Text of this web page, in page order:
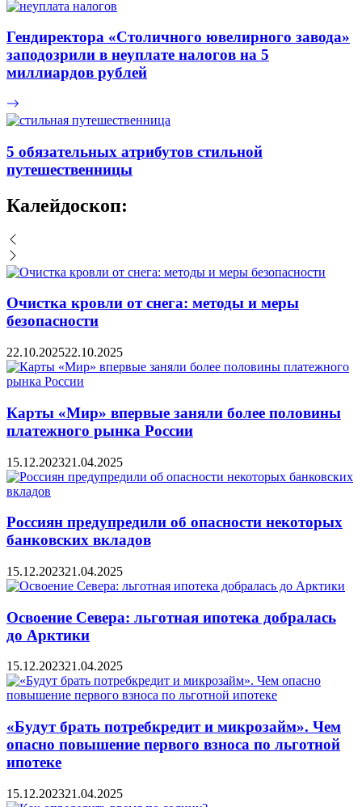
Гендиректора «Столичного ювелирного завода»
заподозрили в неуплате налогов на 5
миллиардов рублей
5 обязательных атрибутов стильной
путешественницы
Калейдоскоп:
Очистка кровли от снега: методы и меры
безопасности
22.10.202522.10.2025
Карты «Мир» впервые заняли более половины
платежного рынка России
15.12.202321.04.2025
Россиян предупредили об опасности некоторых
банковских вкладов
15.12.202321.04.2025
Освоение Севера: льготная ипотека добралась
до Арктики
15.12.202321.04.2025
«Будут брать потребкредит и микрозайм». Чем
опасно повышение первого взноса по льготной
ипотеке
15.12.202321.04.2025